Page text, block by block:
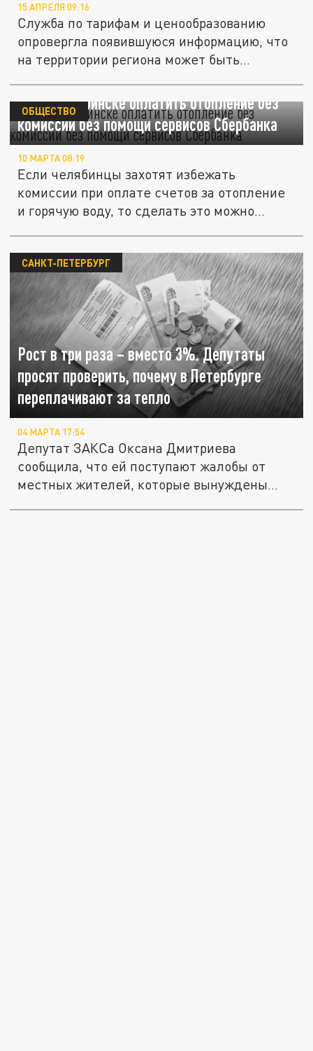
15 АПРЕЛЯ 09:16
Служба по тарифам и ценообразованию
опровергла появившуюся информацию, что
на территории региона может быть...
Как в Челябинске оплатить отопление без
комиссии без помощи сервисов Сбербанка
ОБЩЕСТВО
10 МАРТА 08:19
Если челябинцы захотят избежать
комиссии при оплате счетов за отопление
и горячую воду, то сделать это можно...
Рост в три раза – вместо 3%. Депутаты
просят проверить, почему в Петербурге
переплачивают за тепло
САНКТ-ПЕТЕРБУРГ
04 МАРТА 17:54
Депутат ЗАКСа Оксана Дмитриева
сообщила, что ей поступают жалобы от
местных жителей, которые вынуждены...